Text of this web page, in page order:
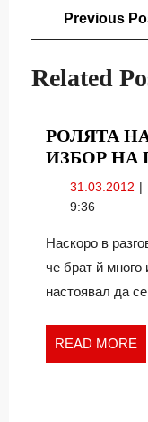
Навигация
Previous
Related
РОЛЯТА
ИЗБОР НА
31.03.2012
9:36
Наскоро в
че брат й много
настоявал да
READ MORE